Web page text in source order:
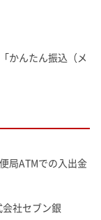
かんたん振込（メ
局ATMでの入出金
社セブン銀